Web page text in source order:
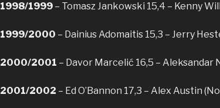
1998/1999 – Tomasz Jankowski 15,4 – Kenny
1999/2000 – Dainius Adomaitis 15,3 – Jerry
2000/2001 – Davor Marcelić 16,5 – Aleksandar
2001/2002 – Ed O’Bannon 17,3 – Alex Austin